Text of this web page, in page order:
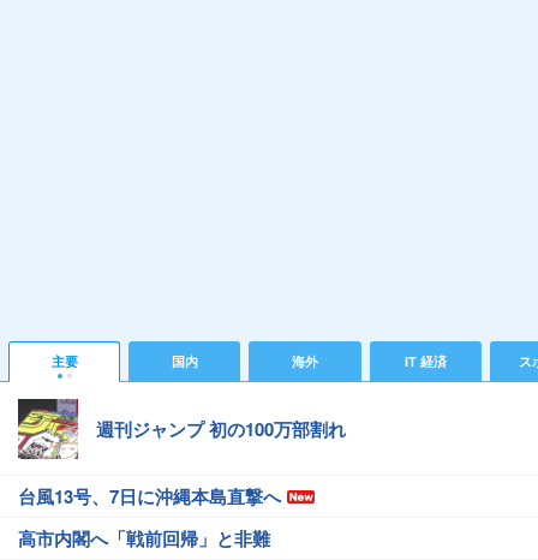
主要 国内 海外 IT 経済 ス
週刊ジャンプ 初の100万部割れ
台風13号、7日に沖縄本島直撃へ
高市内閣へ「戦前回帰」と非難